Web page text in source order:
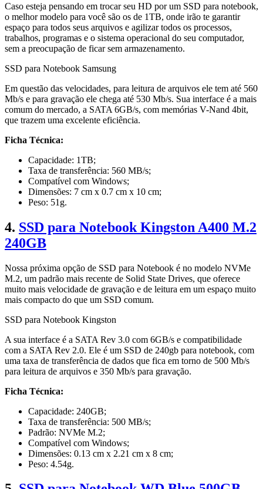
Caso esteja pensando em trocar seu HD por um SSD para notebook,
o melhor modelo para você são os de 1TB, onde irão te garantir
espaço para todos seus arquivos e agilizar todos os processos,
trabalhos, programas e o sistema operacional do seu computador,
sem a preocupação de ficar sem armazenamento.
SSD para Notebook Samsung
Em questão das velocidades, para leitura de arquivos ele tem até 560
Mb/s e para gravação ele chega até 530 Mb/s. Sua interface é a mais
comum do mercado, a SATA 6GB/s, com memórias V-Nand 4bit,
que trazem uma excelente eficiência.
Ficha Técnica:
Capacidade: 1TB;
Taxa de transferência: 560 MB/s;
Compatível com Windows;
Dimensões: 7 cm x 0.7 cm x 10 cm;
Peso: 51g.
4. SSD para Notebook Kingston A400 M.2
240GB
Nossa próxima opção de SSD para Notebook é no modelo NVMe
M.2, um padrão mais recente de Solid State Drives, que oferece
muito mais velocidade de gravação e de leitura em um espaço muito
mais compacto do que um SSD comum.
SSD para Notebook Kingston
A sua interface é a SATA Rev 3.0 com 6GB/s e compatibilidade
com a SATA Rev 2.0. Ele é um SSD de 240gb para notebook, com
uma taxa de transferência de dados que fica em torno de 500 Mb/s
para leitura de arquivos e 350 Mb/s para gravação.
Ficha Técnica:
Capacidade: 240GB;
Taxa de transferência: 500 MB/s;
Padrão: NVMe M.2;
Compatível com Windows;
Dimensões: 0.13 cm x 2.21 cm x 8 cm;
Peso: 4.54g.